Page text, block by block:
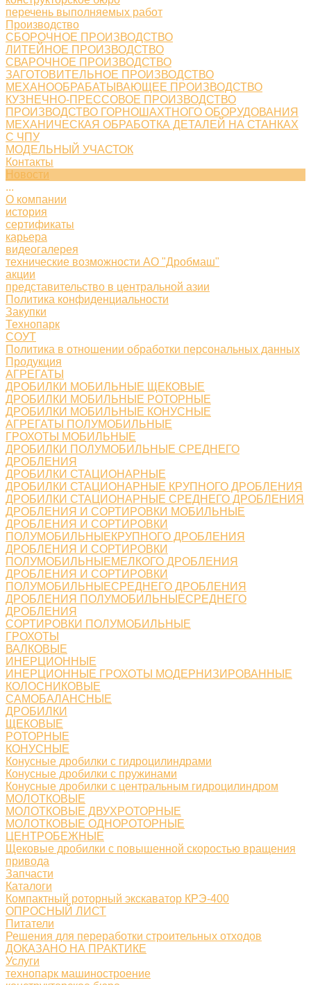
перечень выполняемых работ
Производство
СБОРОЧНОЕ ПРОИЗВОДСТВО
ЛИТЕЙНОЕ ПРОИЗВОДСТВО
СВАРОЧНОЕ ПРОИЗВОДСТВО
ЗАГОТОВИТЕЛЬНОЕ ПРОИЗВОДСТВО
МЕХАНООБРАБАТЫВАЮЩЕЕ ПРОИЗВОДСТВО
КУЗНЕЧНО-ПРЕССОВОЕ ПРОИЗВОДСТВО
ПРОИЗВОДСТВО ГОРНОШАХТНОГО ОБОРУДОВАНИЯ
МЕХАНИЧЕСКАЯ ОБРАБОТКА ДЕТАЛЕЙ НА СТАНКАХ
С ЧПУ
МОДЕЛЬНЫЙ УЧАСТОК
Контакты
Новости
...
О компании
история
сертификаты
карьера
видеогалерея
технические возможности АО "Дробмаш"
акции
представительство в центральной азии
Политика конфиденциальности
Закупки
Технопарк
СОУТ
Политика в отношении обработки персональных данных
Продукция
АГРЕГАТЫ
ДРОБИЛКИ МОБИЛЬНЫЕ ЩЕКОВЫЕ
ДРОБИЛКИ МОБИЛЬНЫЕ РОТОРНЫЕ
ДРОБИЛКИ МОБИЛЬНЫЕ КОНУСНЫЕ
АГРЕГАТЫ ПОЛУМОБИЛЬНЫЕ
ГРОХОТЫ МОБИЛЬНЫЕ
ДРОБИЛКИ ПОЛУМОБИЛЬНЫЕ СРЕДНЕГО
ДРОБЛЕНИЯ
ДРОБИЛКИ СТАЦИОНАРНЫЕ
ДРОБИЛКИ СТАЦИОНАРНЫЕ КРУПНОГО ДРОБЛЕНИЯ
ДРОБИЛКИ СТАЦИОНАРНЫЕ СРЕДНЕГО ДРОБЛЕНИЯ
ДРОБЛЕНИЯ И СОРТИРОВКИ МОБИЛЬНЫЕ
ДРОБЛЕНИЯ И СОРТИРОВКИ
ПОЛУМОБИЛЬНЫЕКРУПНОГО ДРОБЛЕНИЯ
ДРОБЛЕНИЯ И СОРТИРОВКИ
ПОЛУМОБИЛЬНЫЕМЕЛКОГО ДРОБЛЕНИЯ
ДРОБЛЕНИЯ И СОРТИРОВКИ
ПОЛУМОБИЛЬНЫЕСРЕДНЕГО ДРОБЛЕНИЯ
ДРОБЛЕНИЯ ПОЛУМОБИЛЬНЫЕСРЕДНЕГО
ДРОБЛЕНИЯ
СОРТИРОВКИ ПОЛУМОБИЛЬНЫЕ
ГРОХОТЫ
ВАЛКОВЫЕ
ИНЕРЦИОННЫЕ
ИНЕРЦИОННЫЕ ГРОХОТЫ МОДЕРНИЗИРОВАННЫЕ
КОЛОСНИКОВЫЕ
САМОБАЛАНСНЫЕ
ДРОБИЛКИ
ЩЕКОВЫЕ
РОТОРНЫЕ
КОНУСНЫЕ
Конусные дробилки с гидроцилиндрами
Конусные дробилки с пружинами
Конусные дробилки с центральным гидроцилиндром
МОЛОТКОВЫЕ
МОЛОТКОВЫЕ ДВУХРОТОРНЫЕ
МОЛОТКОВЫЕ ОДНОРОТОРНЫЕ
ЦЕНТРОБЕЖНЫЕ
Щековые дробилки с повышенной скоростью вращения
привода
Запчасти
Каталоги
Компактный роторный экскаватор КРЭ-400
ОПРОСНЫЙ ЛИСТ
Питатели
Решения для переработки строительных отходов
ДОКАЗАНО НА ПРАКТИКЕ
Услуги
технопарк машиностроение